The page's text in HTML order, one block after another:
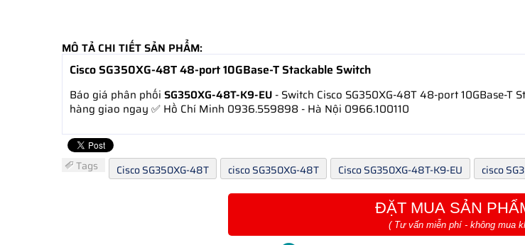
MÔ TẢ CHI TIẾT SẢN PHẨM:
Cisco SG350XG-48T 48-port 10GBase-T Stackable Switch
Báo giá phân phối SG350XG-48T-K9-EU - Switch Cisco SG350XG-48T 48-port 10GBase-T
hàng giao ngay ✅ Hồ Chí Minh 0936.559898 - Hà Nội 0966.100110
Tags Cisco SG350XG-48T cisco SG350XG-48T Cisco SG350XG-48T-K9-EU cisco
ĐẶT MUA SẢN
( Tư vấn miễn phí - không mua